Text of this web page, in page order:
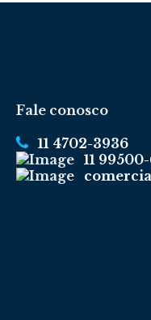
Fale conosco
11 4702-3936
11